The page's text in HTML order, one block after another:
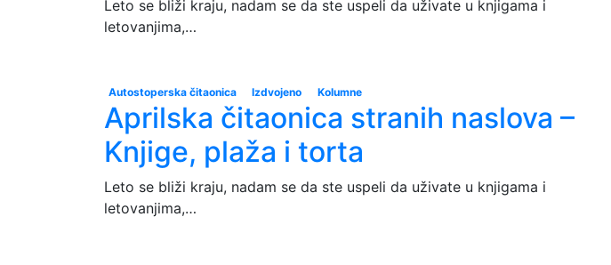
Leto se bliži kraju, nadam se da ste uspeli da uživate u knjigama i
letovanjima,…
Autostoperska čitaonica Izdvojeno Kolumne
Aprilska čitaonica stranih naslova –
Knjige, plaža i torta
Leto se bliži kraju, nadam se da ste uspeli da uživate u knjigama i
letovanjima,…